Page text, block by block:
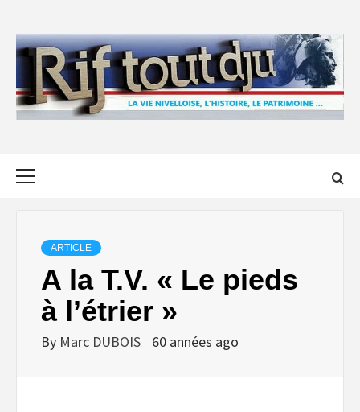
content
ARTICLE
A la T.V. « Le pieds
à l’étrier »
By Marc DUBOIS 60 années ago